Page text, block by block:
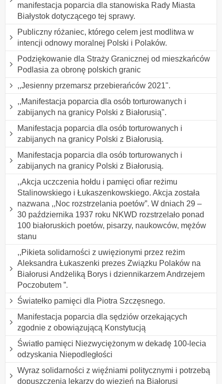
manifestacja poparcia dla stanowiska Rady Miasta
Białystok dotyczącego tej sprawy.
Publiczny różaniec, którego celem jest modlitwa w
intencji odnowy moralnej Polski i Polaków.
Podziękowanie dla Straży Granicznej od mieszkańców
Podlasia za obronę polskich granic
,,Jesienny przemarsz przebierańców 2021".
,,Manifestacja poparcia dla osób torturowanych i
zabijanych na granicy Polski z Białorusią".
Manifestacja poparcia dla osób torturowanych i
zabijanych na granicy Polski z Białorusią.
Manifestacja poparcia dla osób torturowanych i
zabijanych na granicy Polski z Białorusią.
,,Akcja uczczenia hołdu i pamięci ofiar reżimu
Stalinowskiego i Łukaszenkowskiego. Akcja została
nazwana ,,Noc rozstrzelania poetów”. W dniach 29 –
30 października 1937 roku NKWD rozstrzelało ponad
100 białoruskich poetów, pisarzy, naukowców, mężów
stanu
,,Pikieta solidarności z uwięzionymi przez reżim
Aleksandra Łukaszenki prezes Związku Polaków na
Białorusi Andżeliką Borys i dziennikarzem Andrzejem
Poczobutem ”.
Światełko pamięci dla Piotra Szczęsnego.
Manifestacja poparcia dla sędziów orzekających
zgodnie z obowiązującą Konstytucją
Światło pamięci Niezwyciężonym w dekadę 100-lecia
odzyskania Niepodległości
Wyraz solidarności z więźniami politycznymi i potrzebą
dopuszczenia lekarzy do więzień na Białorusi